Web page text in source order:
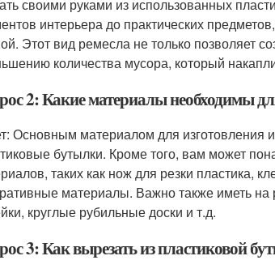
своими руками из использованных
интерьера до практических
Этот вид ремесла не только позволяет
количества мусора, который
2: Какие материалы необходимы
Основным материалом для изготовления
бутылки. Кроме того, вам может
таких как нож для резки пластика,
материалы. Важно также иметь на
круглые рубильные доски и т.д.
3: Как вырезать из пластиковой